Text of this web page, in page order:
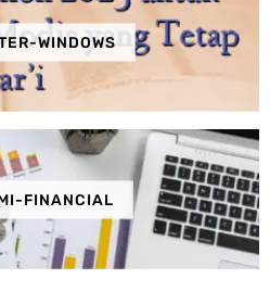
WINDOWS
FINANCIAL